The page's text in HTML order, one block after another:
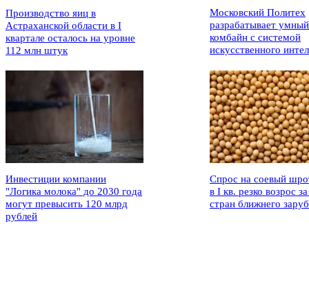
Производство яиц в
Астраханской области в I
квартале осталось на уровне
112 млн штук
Московский Политех
разрабатывает умный
комбайн с системой
искусственного
Инвестиции компании
"Логика молока" до 2030 года
могут превысить 120 млрд
рублей
Спрос на соевый
в I кв. резко возрос
стран ближнего